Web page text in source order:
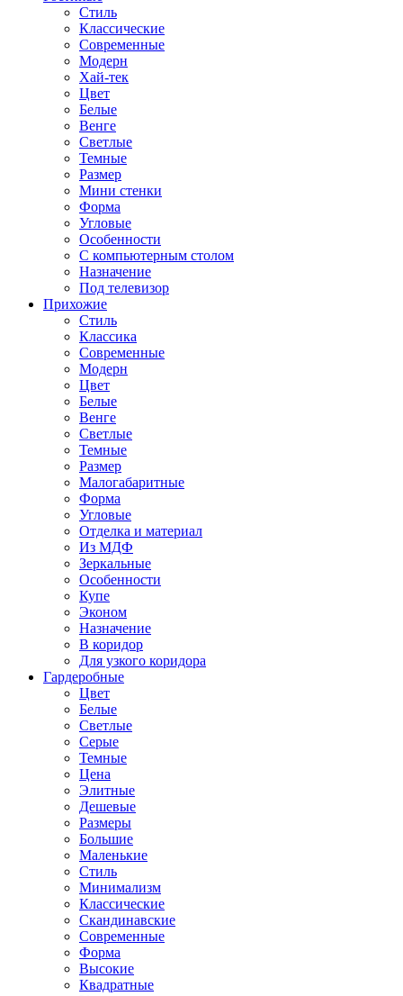
Стиль
Классические
Современные
Модерн
Хай-тек
Цвет
Белые
Венге
Светлые
Темные
Размер
Мини стенки
Форма
Угловые
Особенности
С компьютерным столом
Назначение
Под телевизор
Прихожие
Стиль
Классика
Современные
Модерн
Цвет
Белые
Венге
Светлые
Темные
Размер
Малогабаритные
Форма
Угловые
Отделка и материал
Из МДФ
Зеркальные
Особенности
Купе
Эконом
Назначение
В коридор
Для узкого коридора
Гардеробные
Цвет
Белые
Светлые
Серые
Темные
Цена
Элитные
Дешевые
Размеры
Большие
Маленькие
Стиль
Минимализм
Классические
Скандинавские
Современные
Форма
Высокие
Квадратные